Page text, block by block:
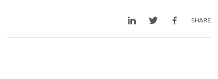
SHARE